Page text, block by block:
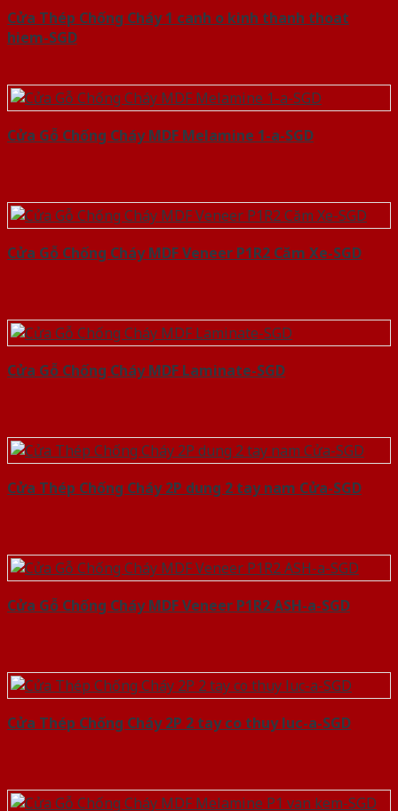
Cửa Thép Chống Cháy 1 canh o kinh thanh thoat
hiem-SGD
Cửa Gỗ Chống Cháy MDF Melamine 1-a-SGD
Cửa Gỗ Chống Cháy MDF Veneer P1R2 Căm Xe-SGD
Cửa Gỗ Chống Cháy MDF Laminate-SGD
Cửa Thép Chống Cháy 2P dung 2 tay nam Cửa-SGD
Cửa Gỗ Chống Cháy MDF Veneer P1R2 ASH-a-SGD
Cửa Thép Chống Cháy 2P 2 tay co thuy luc-a-SGD